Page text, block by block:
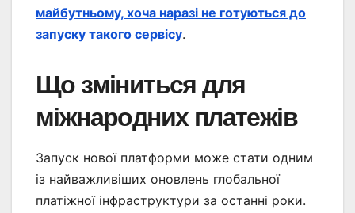
майбутньому, хоча наразі не готуються до
запуску такого сервісу.
Що зміниться для
міжнародних платежів
Запуск нової платформи може стати одним
із найважливіших оновлень глобальної
платіжної інфраструктури за останні роки.